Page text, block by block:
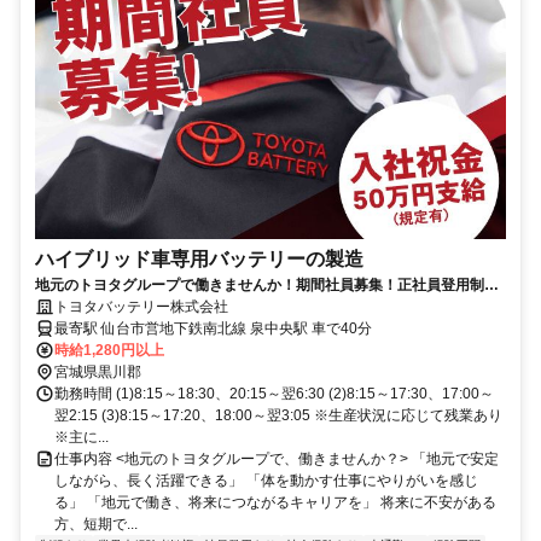
ハイブリッド車専用バッテリーの製造
地元のトヨタグループで働きませんか！期間社員募集！正社員登用制度
ありトヨタバッテリー株式会社
最寄駅 仙台市営地下鉄南北線 泉中央駅 車で40分
時給1,280円以上
宮城県黒川郡
勤務時間 (1)8:15～18:30、20:15～翌6:30 (2)8:15～17:30、17:00～
翌2:15 (3)8:15～17:20、18:00～翌3:05 ※生産状況に応じて残業あり
※主に...
仕事内容 <地元のトヨタグループで、働きませんか？> 「地元で安定
しながら、長く活躍できる」 「体を動かす仕事にやりがいを感じ
る」 「地元で働き、将来につながるキャリアを」 将来に不安がある
方、短期で...